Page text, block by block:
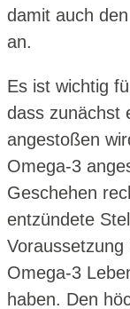
damit auch
an.
Es ist wichtig
dass zunächst
angestoßen
Omega-3
Geschehen
entzündete
Voraussetzung
Omega-3
haben. Den